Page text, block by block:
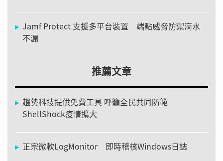
Jamf Protect 支援多平台裝置 端點威脅防禦滴水
不漏
推薦文章
趨勢科技提供免費工具 呼籲全民共同防範
ShellShock疫情擴大
正宗微軟LogMonitor 即時稽核Windows日誌